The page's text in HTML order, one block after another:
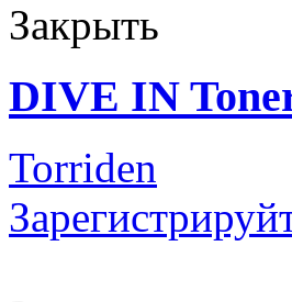
Закрыть
DIVE IN
Torriden